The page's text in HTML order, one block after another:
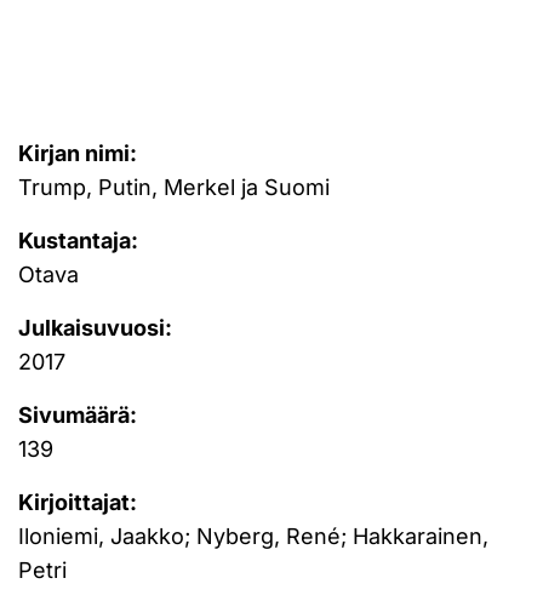
Kirjan nimi:
Trump, Putin, Merkel ja Suomi
Kustantaja:
Otava
Julkaisuvuosi:
2017
Sivumäärä:
139
Kirjoittajat:
Iloniemi, Jaakko; Nyberg, René; Hakkarainen,
Petri